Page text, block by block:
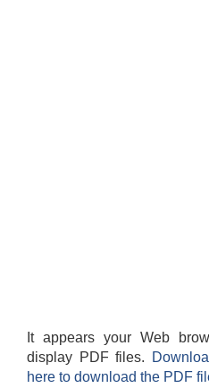
It appears your Web
display PDF files.
here to download the PDF